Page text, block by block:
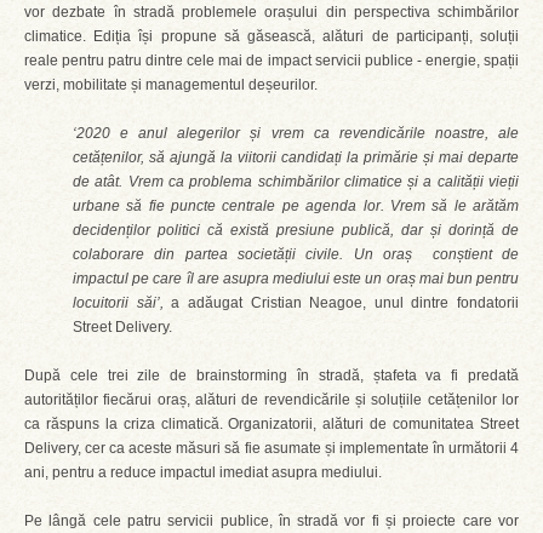
vor dezbate în stradă problemele orașului din perspectiva schimbărilor
climatice. Ediția își propune să găsească, alături de participanți, soluții
reale pentru patru dintre cele mai de impact servicii publice - energie, spații
verzi, mobilitate și managementul deșeurilor.
‘2020 e anul alegerilor și vrem ca revendicările noastre, ale
cetățenilor, să ajungă la viitorii candidați la primărie și mai departe
de atât. Vrem ca problema schimbărilor climatice și a calității vieții
urbane să fie puncte centrale pe agenda lor. Vrem să le arătăm
decidenților politici că există presiune publică, dar și dorință de
colaborare din partea societății civile. Un oraș conștient de
impactul pe care îl are asupra mediului este un oraș mai bun pentru
locuitorii săi’, a adăugat Cristian Neagoe, unul dintre fondatorii
Street Delivery.
După cele trei zile de brainstorming în stradă, ștafeta va fi predată
autorităților fiecărui oraș, alături de revendicările și soluțiile cetățenilor lor
ca răspuns la criza climatică. Organizatorii, alături de comunitatea Street
Delivery, cer ca aceste măsuri să fie asumate și implementate în următorii 4
ani, pentru a reduce impactul imediat asupra mediului.
Pe lângă cele patru servicii publice, în stradă vor fi și proiecte care vor